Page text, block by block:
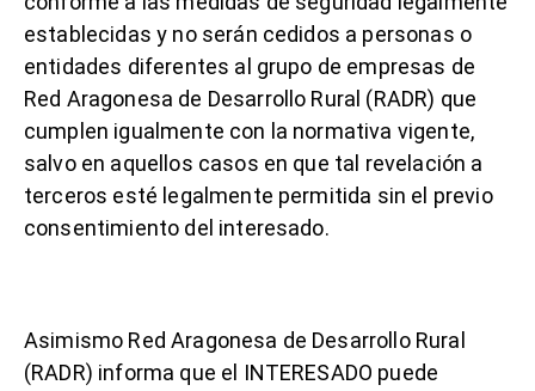
establecidas y no serán cedidos a personas o
entidades diferentes al grupo de empresas de
Red Aragonesa de Desarrollo Rural (RADR) que
cumplen igualmente con la normativa vigente,
salvo en aquellos casos en que tal revelación a
terceros esté legalmente permitida sin el previo
consentimiento del interesado.
Asimismo Red Aragonesa de Desarrollo Rural
(RADR) informa que el INTERESADO puede